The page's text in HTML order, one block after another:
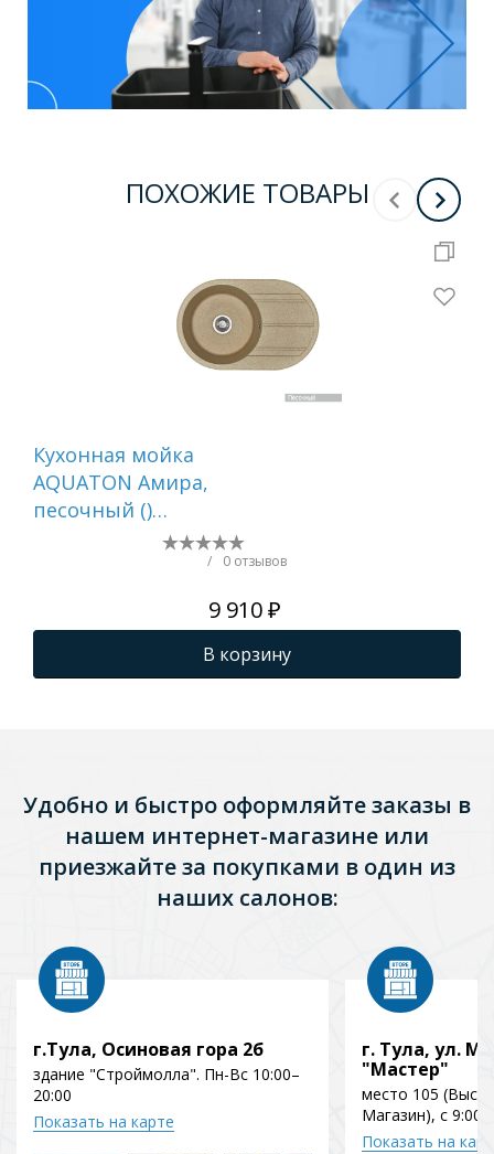
ПОХОЖИЕ ТОВАРЫ
Кухонная мойка
AQUATON Амира,
песочный ()
1A712932AI220
/ 0 отзывов
9 910 ₽
В корзину
Удобно и быстро оформляйте заказы в
нашем интернет-магазине или
приезжайте за покупками в один из
наших салонов:
г.Тула, Осиновая гора 2б
здание "Строймолла". Пн-Вс 10:00–
20:00
Показать на карте
г. Тула, ул.
"Мастер"
место 105
Магазин), с 9:00
Показать на